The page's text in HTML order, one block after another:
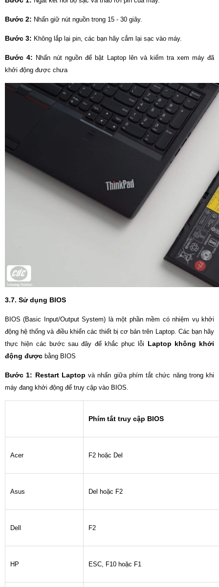
Bước 2: Nhấn giữ nút nguồn trong 15 - 30 giây.
Bước 3: Không lắp lại pin, các bạn hãy cắm lại sạc vào máy.
Bước 4: Nhấn nút nguồn để bật Laptop lên và kiểm tra xem máy đã
khởi động được chưa
3.7. Sử dụng BIOS
BIOS (Basic Input/Output System) là một phần mềm có nhiệm vụ khởi
động hệ thống và điều khiển các thiết bị cơ bản trên Laptop. Các bạn hãy
thực hiện các bước sau đây để khắc phục lỗi Laptop không khởi
động được bằng BIOS
Bước 1: Restart Laptop và nhấn giữa phím tắt chức năng trong khi
máy đang khởi động để truy cập vào BIOS.
Phím tắt truy cập BIOS
Acer F2 hoặc Del
Asus Del hoặc F2
Dell F2
HP ESC, F10 hoặc F1